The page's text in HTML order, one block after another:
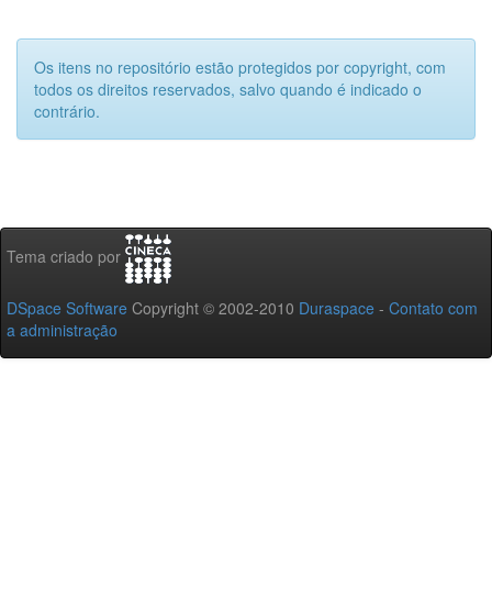
Os itens no repositório estão protegidos por copyright, com
todos os direitos reservados, salvo quando é indicado o
contrário.
Tema criado por
DSpace Software Copyright © 2002-2010 Duraspace - Contato com
a administração